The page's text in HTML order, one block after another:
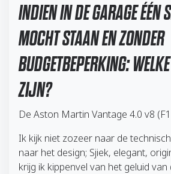
INDIEN IN DE GARAGE ÉÉN
MOCHT STAAN EN ZONDER
BUDGETBEPERKING:
ZIJN?
De Aston Martin Vantage 4.0 v8
Ik kijk niet zozeer naar de
naar het design; Sjiek, elegant,
krijg ik kippenvel van het geluid van